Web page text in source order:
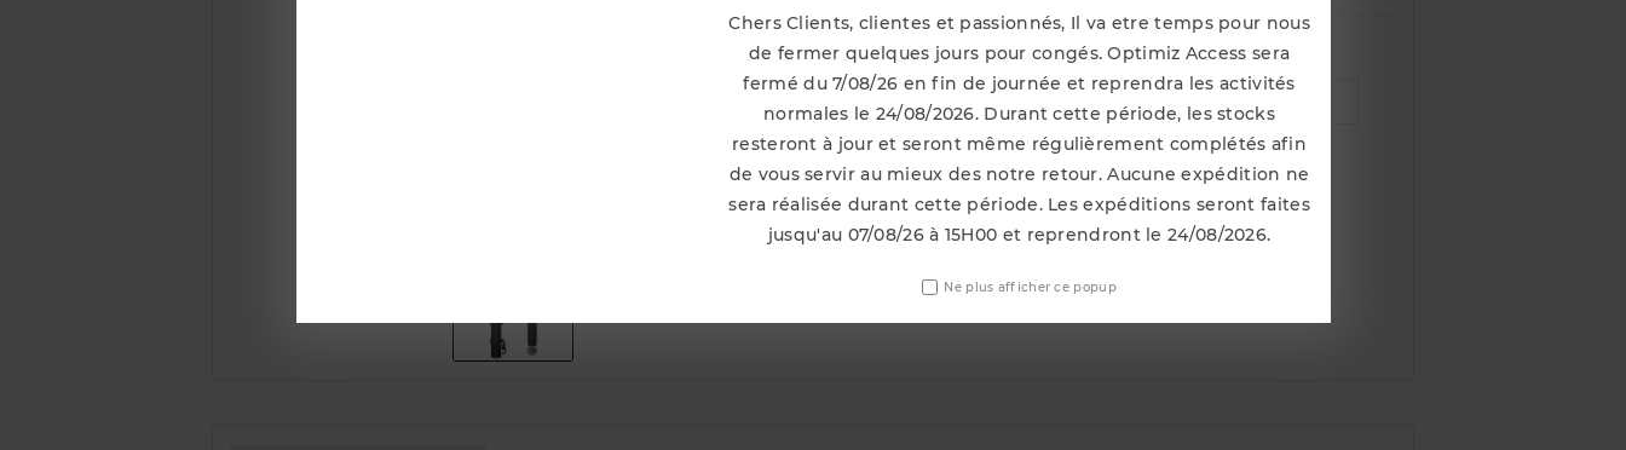
Notify Me When Available
Chers Clients, clientes et passionnés, Il va etre temps pour nous
de fermer quelques jours pour congés. Optimiz Access sera
fermé du 7/08/26 en fin de journée et reprendra les activités
normales le 24/08/2026. Durant cette période, les stocks
resteront à jour et seront même régulièrement complétés afin
de vous servir au mieux des notre retour. Aucune expédition ne
sera réalisée durant cette période. Les expéditions seront faites
jusqu'au 07/08/26 à 15H00 et reprendront le 24/08/2026.
Ne plus afficher ce popup